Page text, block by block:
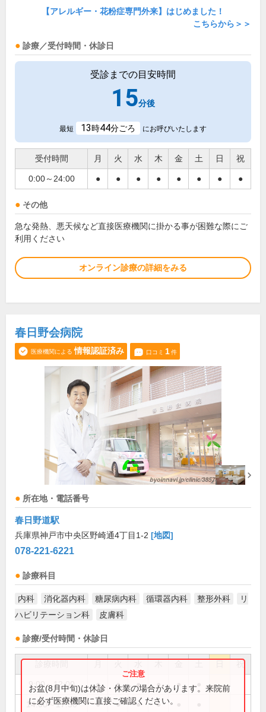
【アレルギー・花粉症専門外来】はじめました！
こちらから＞＞
診療／受付時間・休診日
受診までの目安時間
15分後
最短 13時44分ごろ にお呼びいたします
受付時間 月 火 水 木 金 土 日 祝
0:00～24:00 ● ● ● ● ● ● ● ●
その他
急な発熱、悪天候など直接医療機関に掛かる事が困難な際にご
利用ください
オンライン診療の詳細をみる
春日野会病院
医療機関による 情報認証済み 口コミ 1件
所在地・電話番号
春日野道駅
兵庫県神戸市中央区野崎通4丁目1-2 [地図]
078-221-6221
診療科目
内科 消化器内科 糖尿病内科 循環器内科 整形外科
リ
ハビリテーション科
皮膚科
診療/受付時間・休診日
祝
9:00～12:00 ● ● ● ● ●
14:00～17:30 ● ● ● ●
お盆(8月中旬)は休診・休業の場合があります。来院前
に必ず医療機関に直接ご確認ください。